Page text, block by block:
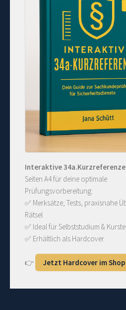
Interaktive
Seiten A4 für deine optimale
Prüfungsvorbereitung:
✅ Merksätze, Tests, praxisnahe
Rätsel
✅ Ideal für Selbststudium &
✅ Erhältlich als Hardcover
👉 Jetzt Hardcover im Shop